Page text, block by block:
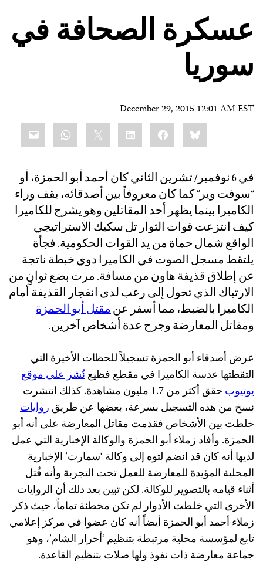
عسكرة الصحافة في
سوريا
December 29, 2015 12:01 AM EST
Bluesky
Facebook
LinkedIn
في 6 نوفمبر/ تشرين الثاني كان أحمد أبو الحمزة، أو
“سوفت وير” كما كان معروفاً بين أصدقائه، يقف وراء
الكاميرا بينما يظهر أحد المقاتلين وهو يشرح للكاميرا
كيف انتزعت قوات الثوار تل سكيك الاستراتيجي
الواقع شمال حماة من يد القوات الحكومية. فجأة
يلتقط مسجل الصوت في الكاميرا دوي خبطة ناتجة
عن إطلاق قذيفة هاون من مسافة. مرت بضع ثوانٍ من
الارتباك الذي تحول إلى رعب لدى انفجار القذيفة أمام
الكاميرا بالضبط، مما أسفر عن مقتل أبو الحمزة
ومقاتل المعارضة وجرح عدة أشخاص آخرين.
عرض أصدقاء أبو الحمزة تسجيلاً للحظات الأخيرة التي
التقطتها عدسة الكاميرا في مقطع فظيعنُشر على موقع
يوتيوب
حقق أكثر من 1.7 مليون مشاهدة. كذلك انتشرت
نسخ من هذه التسجيل بسرعة، بعضها عن طريق روايات
خلطت بين الأشخاص فقدمت مقاتل المعارضة على أنه أبو
الحمزة. وأفاد زملاء أبو الحمزة والوكالة الإخبارية التي عمل
لديها أنه كان قد انضم لتوه إلى وكالة ‘سمارت’ الإخبارية
المحلية المؤيدة للمعارضة للعمل تحت التجربة وأنه قُتل
أثناء قيامه بالتصوير للوكالة. لكن تبين بعد ذلك أن الروايات
الأخرى التي خلطت الأدوار لم تكن مخطئة تماماً، حيث ذكر
زملاء أحمد أبو الحمزة أيضاً أنه كان عضوا في مركز إعلامي
تابع لمؤسسة محلية مرتبطة بتنظيم ‘أحرار الشام’، وهو
جماعة معارضة ذات نفوذ ولها صلات بتنظيم القاعدة.